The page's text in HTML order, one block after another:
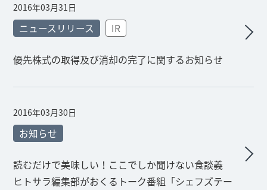
2016年03月31日
ニュースリリース IR
優先株式の取得及び消却の完了に関するお知らせ
2016年03月30日
お知らせ
読むだけで美味しい！ここでしか聞けない食談義
ヒトサラ編集部がおくるトーク番組「シェフズテー